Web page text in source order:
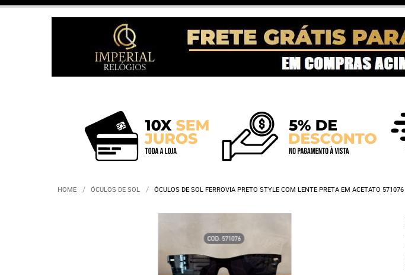
HOME ÓCULOS DE SOL ÓCULOS DE SOL FERROVIA PRETO STYLE COM LENTE PRETA EM ACETATO 571076